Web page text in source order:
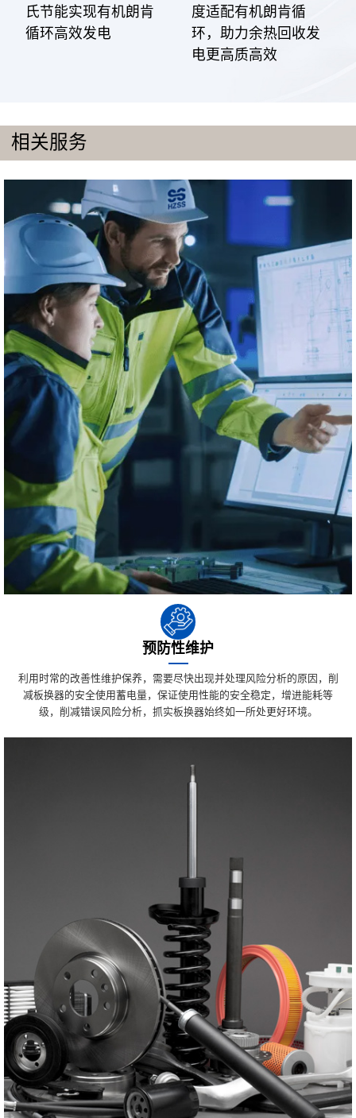
氏节能实现有机朗肯
循环高效发电
度适配有机朗肯循
环，助力余热回收发
电更高质高效
相关服务
预防性维护
利用时常的改善性维护保养，需要尽快出现并处理风险分析的原因，削
减板换器的安全使用蓄电量，保证使用性能的安全稳定，增进能耗等
级，削减错误风险分析，抓实板换器始终如一所处更好环境。